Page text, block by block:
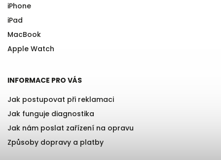
iPhone
iPad
MacBook
Apple Watch
INFORMACE PRO VÁS
Jak postupovat při reklamaci
Jak funguje diagnostika
Jak nám poslat zařízení na opravu
Způsoby dopravy a platby